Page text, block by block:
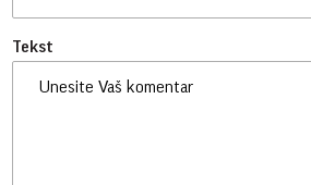
Tekst